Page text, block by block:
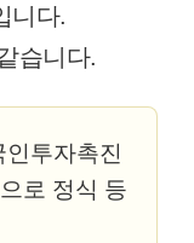
니다.
습니다.
인투자촉진
로 정식 등